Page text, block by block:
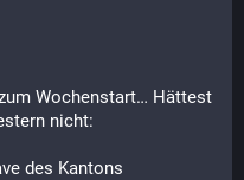
Wochenstart… Hättest
nicht: